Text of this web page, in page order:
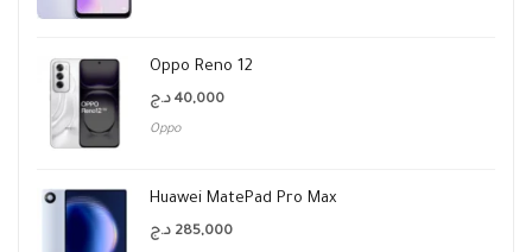
Oppo Reno 12
40,000 د.ج
Oppo
Huawei MatePad Pro Max
285,000 د.ج